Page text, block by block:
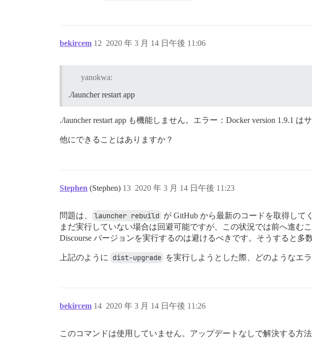
bekircem 2020 年 3 月 14 日午後 11:06
12
yanokwa:
./launcher restart app
./launcher restart app も機能しません。エラー：Docker version 1.9.1 は
他にできることはありますか？
Stephen (Stephen) 2020 年 3 月 14 日午後 11:23
13
問題は、 launcher rebuild が GitHub から最新のコードを取得して
まだ実行していない場合は回避可能ですが、この状況では前へ進む
Discourse バージョンを実行するのは避けるべきです。そうすると多
上記のように dist-upgrade を実行しようとした際、どのようなエ
bekircem 2020 年 3 月 14 日午後 11:26
14
このコマンドは使用していません。アップデートなしで解決する方